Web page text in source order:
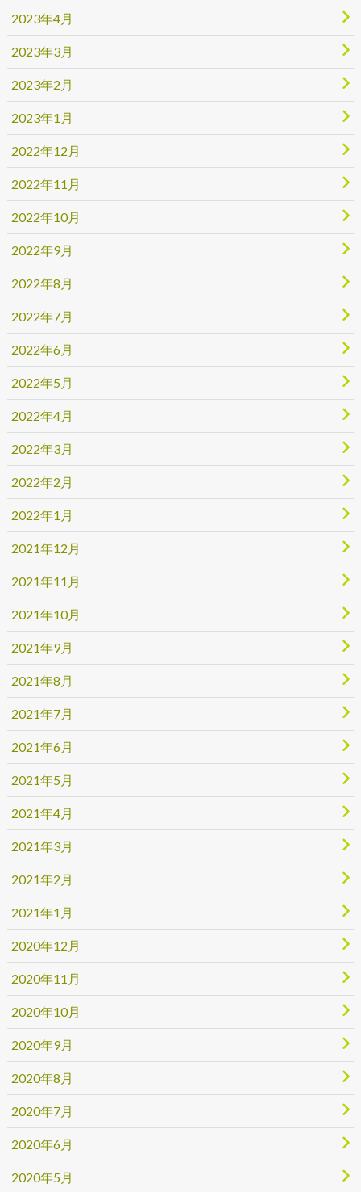
2023年4月
2023年3月
2023年2月
2023年1月
2022年12月
2022年11月
2022年10月
2022年9月
2022年8月
2022年7月
2022年6月
2022年5月
2022年4月
2022年3月
2022年2月
2022年1月
2021年12月
2021年11月
2021年10月
2021年9月
2021年8月
2021年7月
2021年6月
2021年5月
2021年4月
2021年3月
2021年2月
2021年1月
2020年12月
2020年11月
2020年10月
2020年9月
2020年8月
2020年7月
2020年6月
2020年5月